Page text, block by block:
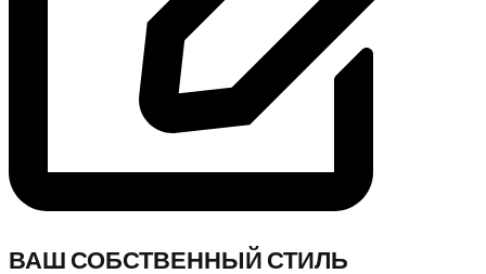
ВАШ СОБСТВЕННЫЙ СТИЛЬ